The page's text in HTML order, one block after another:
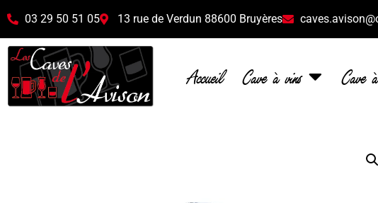
03 29 50 51 05 13 rue de Verdun 88600 Bruyères
Accueil Cave à vins Cave